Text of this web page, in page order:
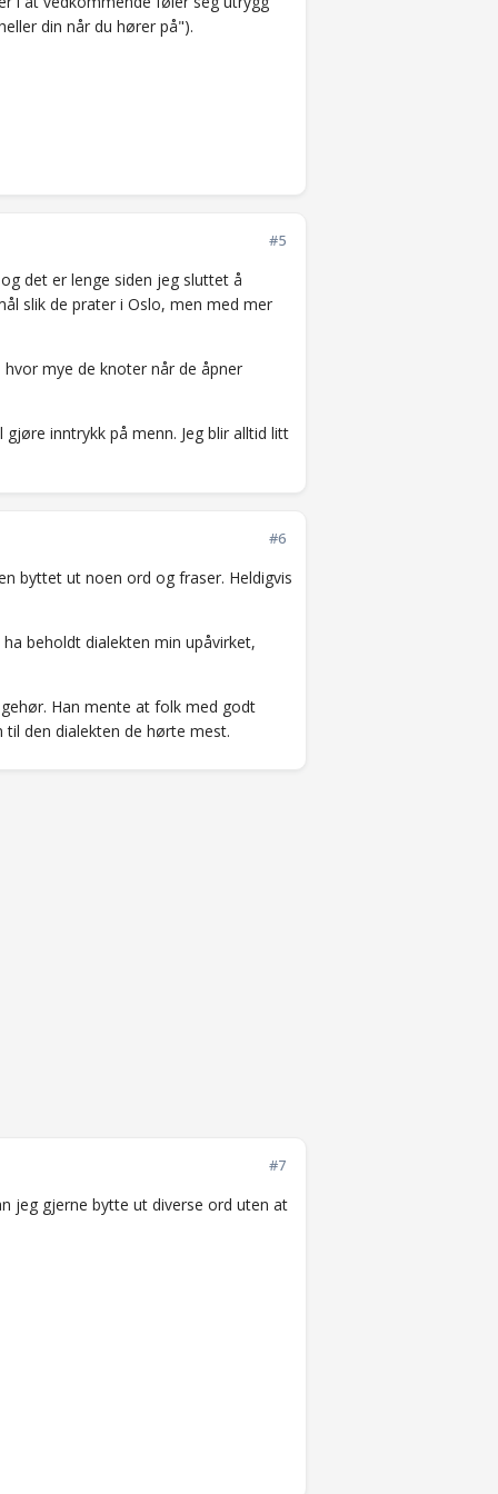
din når du hører på").
#5
det er lenge siden jeg sluttet å
slik de prater i Oslo, men med mer
mye de knoter når de åpner
inntrykk på menn. Jeg blir alltid litt
#6
byttet ut noen ord og fraser. Heldigvis
beholdt dialekten min upåvirket,
Han mente at folk med godt
den dialekten de hørte mest.
#7
jeg gjerne bytte ut diverse ord uten at